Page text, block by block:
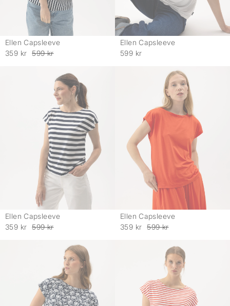
Ellen Capsleeve
359 kr
599 kr
Ellen Capsleeve
599 kr
Ellen Capsleeve
359 kr
599 kr
Ellen Capsleeve
359 kr
599 kr